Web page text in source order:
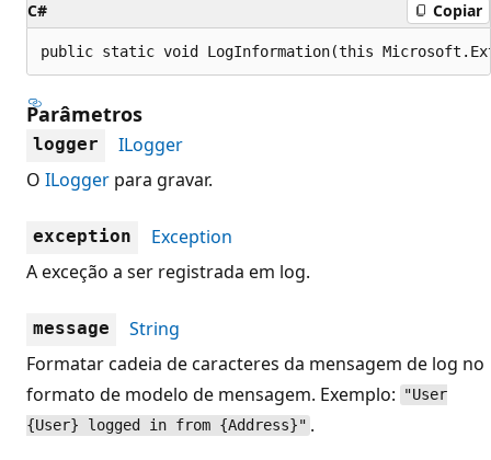
C# Copiar
public static void LogInformation(this
Parâmetros
logger
ILogger
O ILogger para gravar.
exception
Exception
A exceção a ser registrada em log.
message
String
Formatar cadeia de caracteres da mensagem de log no
formato de modelo de mensagem. Exemplo:
"User
{User} logged in from {Address}" .